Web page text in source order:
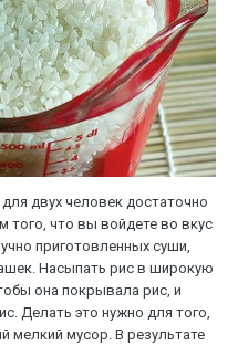
двух человек достаточно
того, что вы войдете во вкус
приготовленных суши,
Насыпать рис в широкую
она покрывала рис, и
Делать это нужно для того,
мелкий мусор. В результате